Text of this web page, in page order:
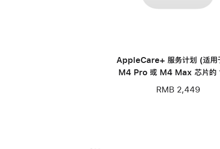
AppleCare+ 服务计划 (适用
M4 Pro 或 M4 Max 芯片的
RMB 2,449